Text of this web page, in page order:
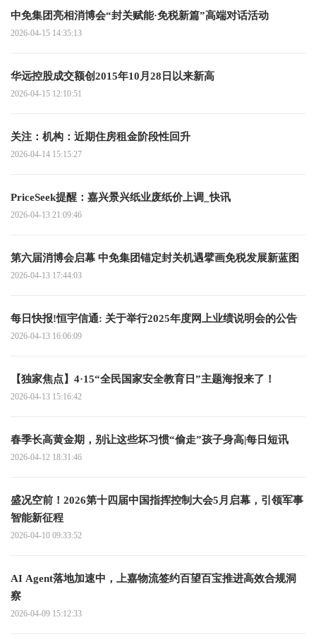
中免集团亮相消博会“封关赋能·免税新篇”高端对话活动
2026-04-15 14:35:13
华远控股成交额创2015年10月28日以来新高
2026-04-15 12:10:51
关注：机构：近期住房租金阶段性回升
2026-04-14 15:15:27
PriceSeek提醒：嘉兴景兴纸业废纸价上调_快讯
2026-04-13 21:09:46
第六届消博会启幕 中免集团锚定封关机遇擘画免税发展新蓝图
2026-04-13 17:44:03
每日快报!恒宇信通: 关于举行2025年度网上业绩说明会的公告
2026-04-13 16:06:09
【独家焦点】4·15“全民国家安全教育日”主题海报来了！
2026-04-13 15:16:42
春季长高黄金期，别让这些坏习惯“偷走”孩子身高|每日短讯
2026-04-12 18:31:46
盛况空前！2026第十四届中国指挥控制大会5月启幕，引领军事
智能新征程​
2026-04-10 09:33:52
AI Agent落地加速中，上嘉物流签约百望百宝推进高效合规洞
察
2026-04-09 15:12:33